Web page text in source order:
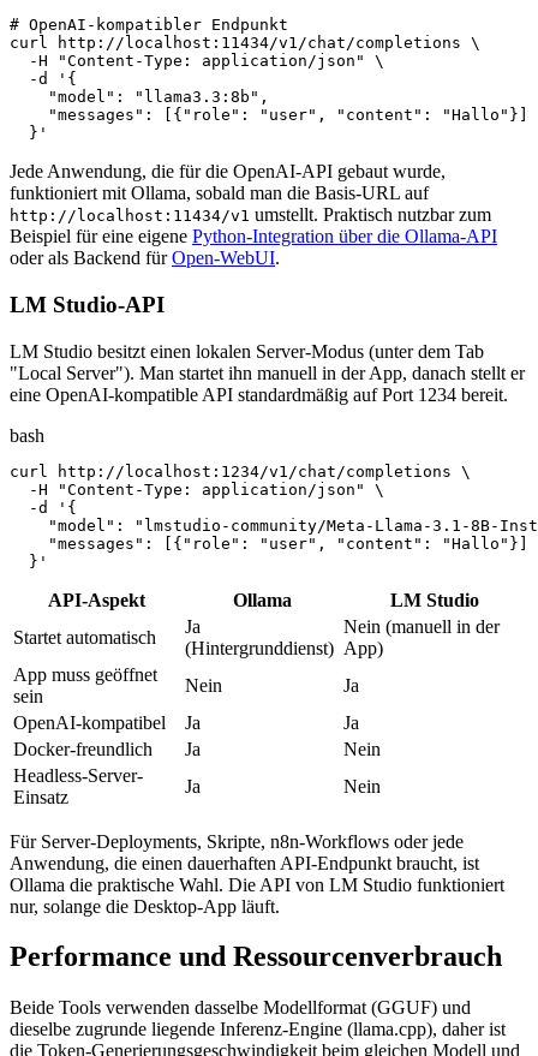
# OpenAI-kompatibler Endpunkt
curl http://localhost:11434/v1/chat/completions \
  -H "Content-Type: application/json" \
  -d '{
    "model": "llama3.3:8b",
    "messages": [{"role": "user", "content": "Hallo"}]
  }'
Jede Anwendung, die für die OpenAI-API gebaut wurde,
funktioniert mit Ollama, sobald man die Basis-URL auf
http://localhost:11434/v1 umstellt. Praktisch nutzbar zum
Beispiel für eine eigene Python-Integration über die Ollama-API
oder als Backend fürOpen-WebUI.
LM Studio-API
LM Studio besitzt einen lokalen Server-Modus (unter dem Tab
"Local Server"). Man startet ihn manuell in der App, danach stellt er
eine OpenAI-kompatible API standardmäßig auf Port 1234 bereit.
bash
curl http://localhost:1234/v1/chat/completions \
  -H "Content-Type: application/json" \
  -d '{
"model": "lmstudio-community/Meta-Llama-3.1-8B-
    "messages": [{"role": "user", "content": "Hallo"}]
  }'
API-Aspekt Ollama
LM Studio
Startet automatisch
Ja
(Hintergrunddienst)
Nein (manuell in der
App)
App muss geöffnet
sein
Nein
Ja
OpenAI-kompatibel
Ja
Ja
Docker-freundlich
Ja
Nein
Headless-Server-
Einsatz
Ja Nein
Für Server-Deployments, Skripte, n8n-Workflows oder jede
Anwendung, die einen dauerhaften API-Endpunkt braucht, ist
Ollama die praktische Wahl. Die API von LM Studio funktioniert
nur, solange die Desktop-App läuft.
Performance und Ressourcenverbrauch
Beide Tools verwenden dasselbe Modellformat (GGUF) und
dieselbe zugrunde liegende Inferenz-Engine (llama.cpp), daher ist
die Token-Generierungsgeschwindigkeit beim gleichen Modell und